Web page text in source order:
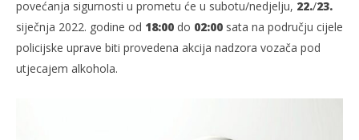
TRENUTNO OTVORENO
Pojačan nadzor prometa za Vincekovo
povećanja sigurnosti u prometu će u subotu/nedjelju, 22./23.
siječnja 2022. godine od 18:00 do 02:00 sata na području cijele
policijske uprave biti provedena akcija nadzora vozača pod
utjecajem alkohola.